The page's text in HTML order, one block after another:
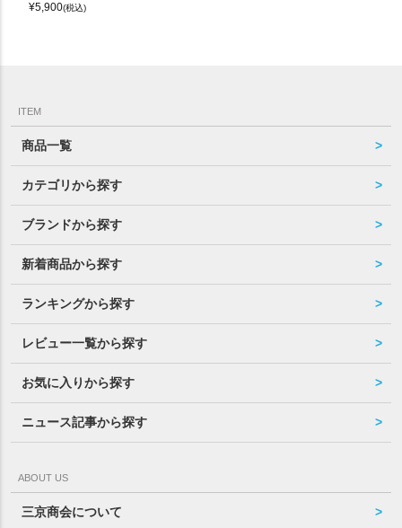
¥5,900(税込)
ITEM
商品一覧
カテゴリから探す
ブランドから探す
新着商品から探す
ランキングから探す
レビュー一覧から探す
お気に入りから探す
ニュース記事から探す
ABOUT US
三京商会について